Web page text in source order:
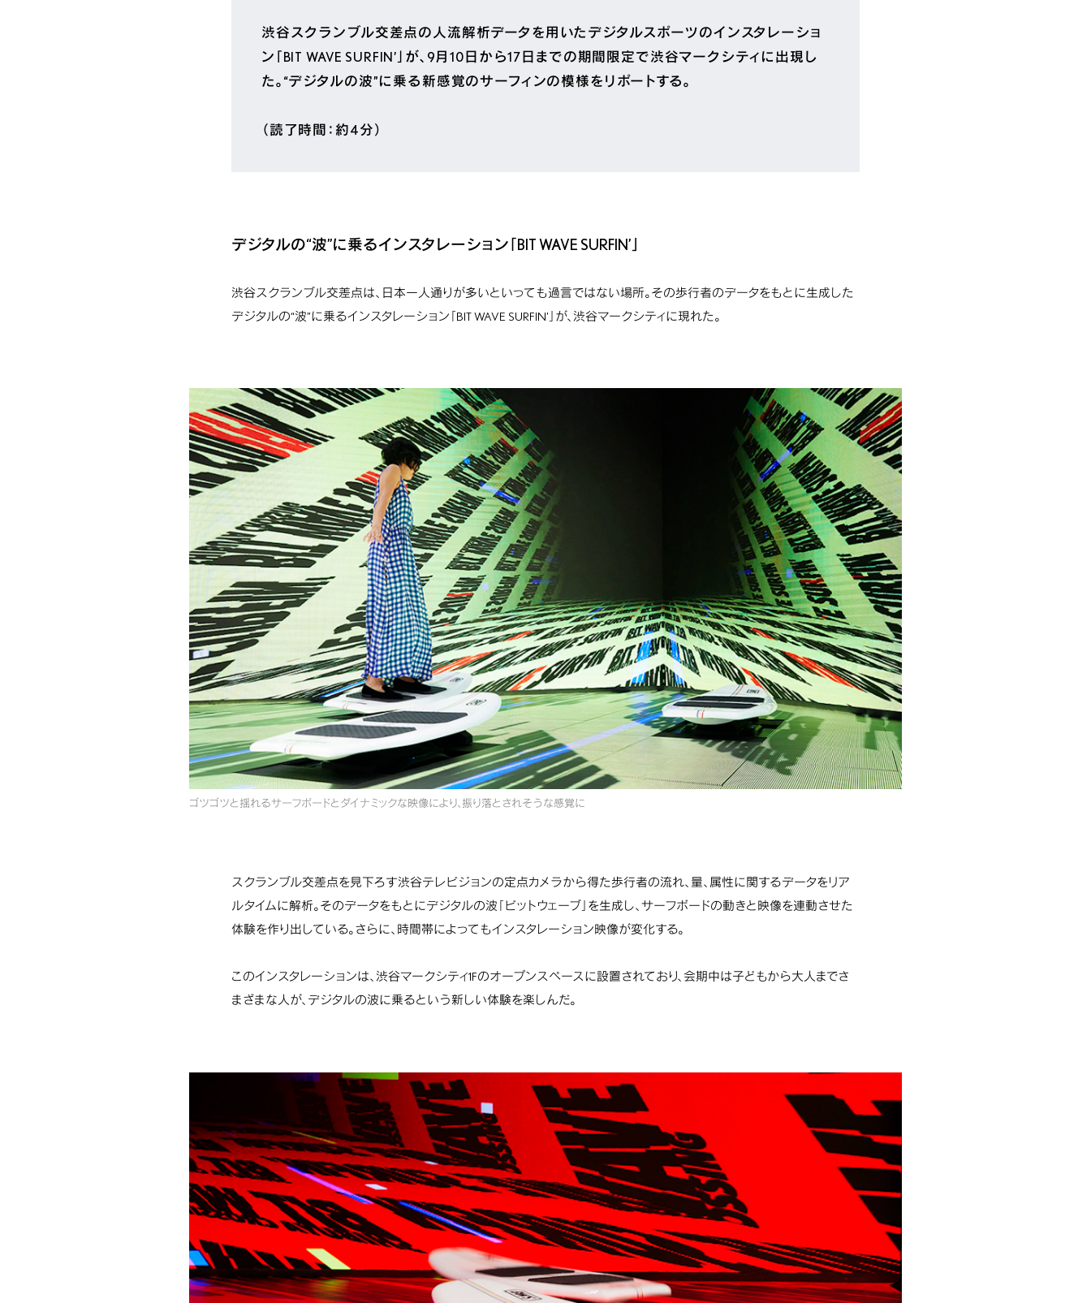
渋谷スクランブル交差点の人流解析データを用いたデジタルスポーツのインスタレーショ
ン「BIT WAVE SURFIN’」が、9月10日から17日までの期間限定で渋谷マークシティに出現し
た。“デジタルの波”に乗る新感覚のサーフィンの模様をリポートする。
（読了時間：約4分）
デジタルの“波”に乗るインスタレーション「BIT WAVE SURFIN’」
渋谷スクランブル交差点は、日本一人通りが多いといっても過言ではない場所。その歩行者のデータをもとに生成した
デジタルの“波”に乗るインスタレーション「BIT WAVE SURFIN’」が、渋谷マークシティに現れた。
ゴツゴツと揺れるサーフボードとダイナミックな映像により、振り落とされそうな感覚に
スクランブル交差点を見下ろす渋谷テレビジョンの定点カメラから得た歩行者の流れ、量、属性に関するデータをリア
ルタイムに解析。そのデータをもとにデジタルの波「ビットウェーブ」を生成し、サーフボードの動きと映像を連動させた
体験を作り出している。さらに、時間帯によってもインスタレーション映像が変化する。
このインスタレーションは、渋谷マークシティ1Fのオープンスペースに設置されており、会期中は子どもから大人までさ
まざまな人が、デジタルの波に乗るという新しい体験を楽しんだ。